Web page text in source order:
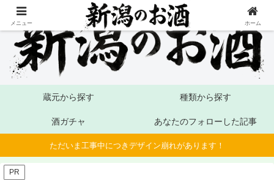
蔵元から探す 種類から探す
酒ガチャ あなたのフォローした記事
ただいま工事中につきデザイン崩れがあります！
PR
メニュー ホーム